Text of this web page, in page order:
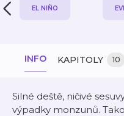
EL NIÑO
INFO KAPITOLY 10
Silné deště, ničivé
výpadky monzunů.